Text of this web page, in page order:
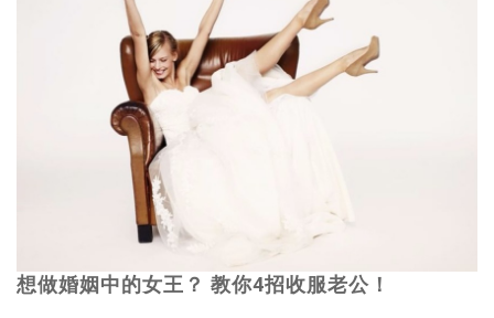
想做婚姻中的女王？ 教你4招收服老公！